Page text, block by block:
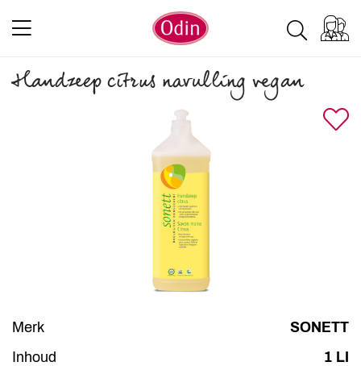
Handzeep citrus navulling vegan
Merk
SONETT
Inhoud
1 LI